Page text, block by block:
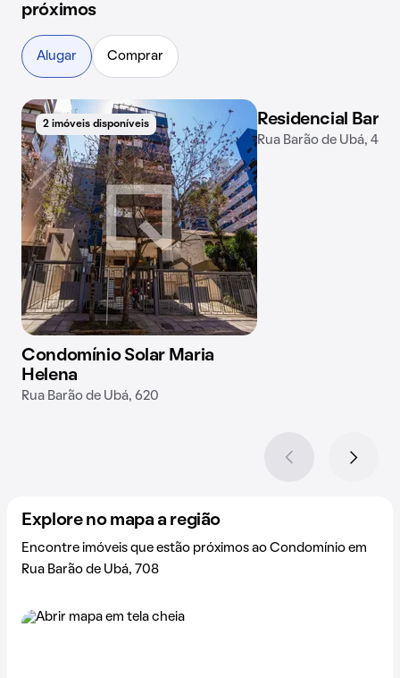
próximos
Alugar Comprar
2 imóveis disponíveis
Condomínio Solar Maria
Helena
Rua Barão de Ubá, 620
2 imóveis disponíveis
Residencial
Rua Barão de Ubá, 468
Explore no mapa a região
Encontre imóveis que estão próximos ao Condomínio em
Rua Barão de Ubá, 708